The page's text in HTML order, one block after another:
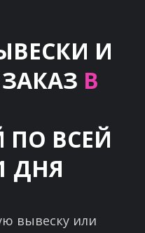
И
В
ПО ВСЕЙ
ДНЯ
вывеску или